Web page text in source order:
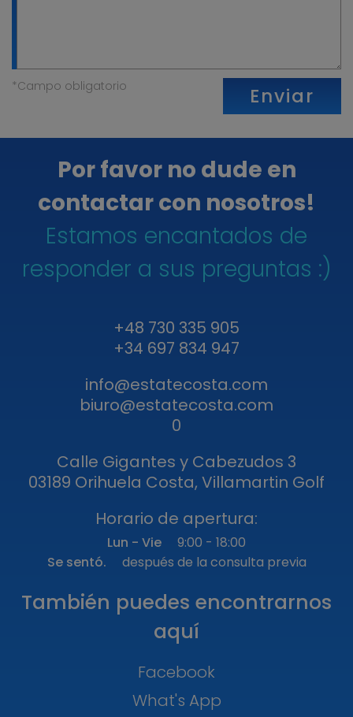
*Campo obligatorio Enviar
Por favor no dude en
contactar con nosotros!
Estamos encantados de
responder a sus preguntas :)
+48 730 335 905
+34 697 834 947
info@estatecosta.com
biuro@estatecosta.com
0
Calle Gigantes y Cabezudos 3
03189 Orihuela Costa, Villamartin Golf
Horario de apertura:
Lun - Vie
9:00 - 18:00
Se sentó.
después de la consulta previa
También puedes encontrarnos
aquí
Facebook
What's App